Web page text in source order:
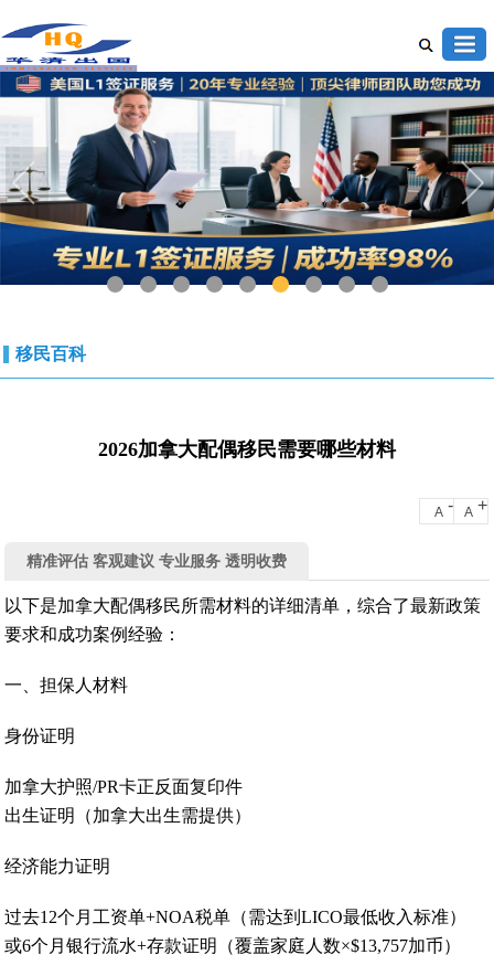
1 2 3 4 5 6 7 8 9
移民百科
2026加拿大配偶移民需要哪些材料
A - A +
精准评估 客观建议 专业服务 透明收费
以下是加拿大配偶移民所需材料的详细清单，综合了最新政策
要求和成功案例经验：
一、担保人材料
身份证明‌
加拿大护照/PR卡正反面复印件
出生证明（加拿大出生需提供）‌
经济能力证明‌
过去12个月工资单+NOA税单（需达到LICO最低收入标准）
或6个月银行流水+存款证明（覆盖家庭人数×$13,757加币）‌